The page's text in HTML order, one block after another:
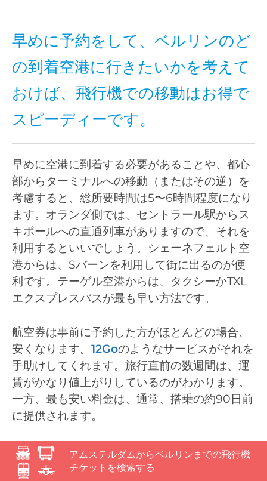
早めに予約をして、ベルリンのど
の到着空港に行きたいかを考えて
おけば、飛行機での移動はお得で
スピーディーです。
早めに空港に到着する必要があることや、都心
部からターミナルへの移動（またはその逆）を
考慮すると、総所要時間は5〜6時間程度になり
ます。オランダ側では、セントラール駅からス
キポールへの直通列車がありますので、それを
利用するといいでしょう。シェーネフェルト空
港からは、Sバーンを利用して街に出るのが便
利です。テーゲル空港からは、タクシーかTXL
エクスプレスバスが最も早い方法です。
航空券は事前に予約した方がほとんどの場合、
安くなります。 12Goのようなサービスがそれを
手助けしてくれます。旅行直前の数週間は、運
賃がかなり値上がりしているのがわかります。
一方、最も安い料金は、通常、搭乗の約90日前
に提供されます。
アムステルダムからベルリンまでの飛行機
チケットを検索する